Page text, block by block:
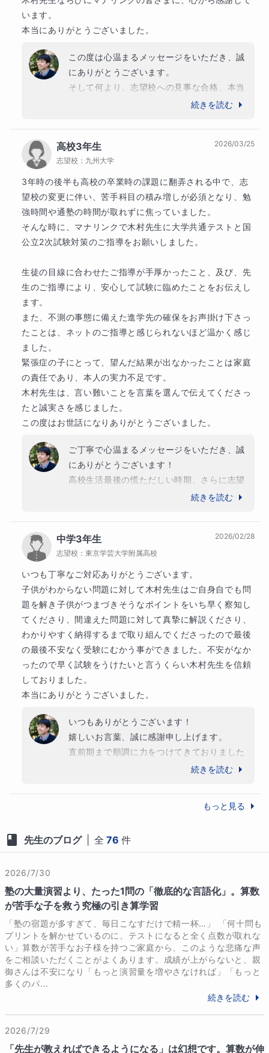
います。
本当にありがとうございました。
この度は心温まるメッセージをいただき、誠
にありがとうございます。
そして何より、志望校への見事な合格、本当
におめでとうございます！私も自分のことの
高校3年生の秋という、受験に対する焦りや
プレッシャーが最も大きくなる時期からのス
タートでしたが、最後まで決して諦めずに数
学と向き合った結果が見事に実を結びました
ね。
「数学が楽しくなり、自信がついた」という
いほどの喜びです。入試直前の3ヶ月間で大
きく学力を伸ばすことができたのは、息子様
ことを素直に吸収して、ご自身でコツコツと
努力を積み重ねたからこそ達成できたもので
秋の時点からの大きな壁を乗り越えて掴み取
ったこの成功体験は、これから始まる大学生
活、そしてその先の人生においても、必ず息
子様を支える大きな自信になるはずです。
春からの新しい環境でのさらなるご活躍を、
心より応援しております。
本当にありがとうございました！
続きを読む
高校3年生
志望校： 九州大学
2026/03/25
3年時の後半も高校の卒業時の課題に翻弄される中で、志
望校の変更に伴い、苦手科目の積み増しが必須となり、勉
強時間や通塾の時間が取れずに焦っていました。
そんな時に、マナリンクで木村先生に大学共通テストと国
公立2次試験対策のご指導をお願いしました。
生徒の目線に合わせたご指導が手厚かったこと、及び、先
生のご指導により、安心して試験に臨めたことをお伝えし
ます。
また、不測の事態に備えた進学先の確保をお声掛け下さっ
たことは、ネットのご指導と感じられないほど温かく感じ
ました。
緊張症の子にとって、望んだ結果が出なかったことは家庭
の責任であり、本人の実力不足です。
木村先生は、言い難いことを言葉を選んで伝えてくださっ
たと誠実さを感じました。
この度はお世話になりありがとうございました。
ご丁寧で心温まるメッセージをいただき、誠
にありがとうございます！
高校生活最後の慌ただしい時期、さらに志望
校変更に伴うご負担も大きい中で、最後まで
ていた姿は大変素晴らしかったと思います。
限られた時間の中で焦りや不安もあったかと
思いますが、私のご指導に対し、毎回本当に
真剣に取り組んでくださいました。
ご希望された結果に届かなかったことについ
て、「家庭の責任」「実力不足」とご自身た
ちを責められていらっしゃいますが、どうか
ご自身を責めないでください。極度の緊張や
プレッシャーの中で本番の席に座り、最後ま
で戦い抜いたご経験は、間違いなく娘様の今
後の人生において大きな糧になると確信して
また、不測の事態に備えた併願校のお声掛け
についても、そのように温かく受け取ってい
ただけて大変救われる思いです。
この度は、私を信頼して娘様のご指導をお任
せいただき、本当にありがとうございまし
ばたかれることを心より応援しております。
続きを読む
中学3年生
志望校： 東京学芸大学附属高校
2026/02/28
いつも丁寧なご対応ありがとうございます。
子供がわからない問題に対して木村先生はご自身自でも問
題を解き子供がつまづきそうなポイントをいち早く察知し
てくださり、間違えた問題に対して真摯に解説くださり、
わかりやすく納得するまで取り組んでくださったので最後
の最後不安なく受験にむかう事ができました。不安がなか
ったので早く試験をうけたいと言うくらい木村先生を信頼
しておりました。
本当にありがとうございました。
いつもありがとうございます！
嬉しいお言葉、誠に感謝申し上げます。
直前期まで順調に力をつけてきておりました
ので、私も全く心配しておりませんでした。
っておられ、とても素晴らしいと思っており
ーズに数3Cに入れるように私も尽力してま
続きを読む
もっと見る
先生のブログ 全 76 件
2026/7/30
塾の大量演習より、たった1問の「徹底的な言語化」。算数
が苦手な子を救う究極の引き算学習
「塾の宿題が多すぎて、毎日こなすだけで精一杯…」 「何十問も
プリントを解かせているのに、テストになると全く点数が取れな
い」算数が苦手なお子様を持つご家庭から、このような悲痛な声
をご相談いただくことがよくあります。成績が上がらないと、親
御さんは不安になり「もっと演習量を増やさなければ」「もっと
多くのパ...
続きを読む
2026/7/29
「先生が教えればできるようになる」は幻想です。算数が伸